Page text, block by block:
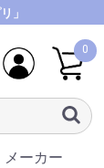
」
0
メーカー